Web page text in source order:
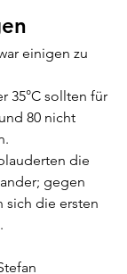
einigen zu
35°C sollten für
80 nicht
die
gegen
sich die ersten